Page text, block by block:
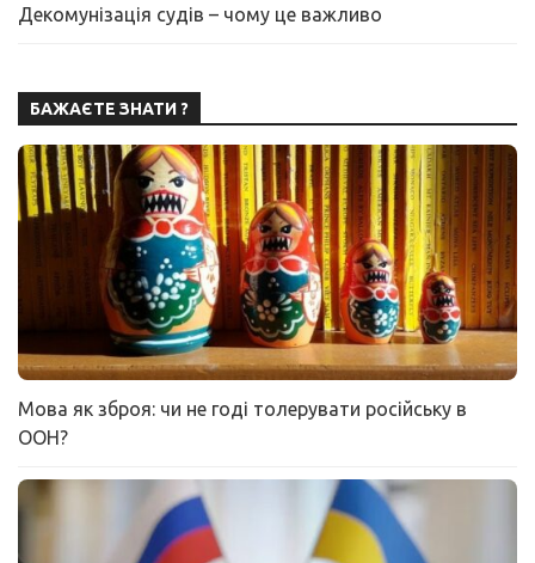
Декомунізація судів – чому це важливо
БАЖАЄТЕ ЗНАТИ ?
Мова як зброя: чи не годі толерувати російську в
ООН?